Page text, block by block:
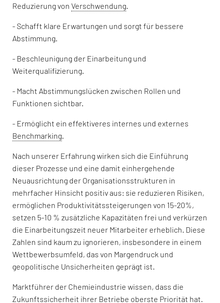
Reduzierung von Verschwendung.
- Schafft klare Erwartungen und sorgt für bessere
Abstimmung.
- Beschleunigung der Einarbeitung und
Weiterqualifizierung.
- Macht Abstimmungslücken zwischen Rollen und
Funktionen sichtbar.
- Ermöglicht ein effektiveres internes und externes
Benchmarking.
Nach unserer Erfahrung wirken sich die Einführung
dieser Prozesse und eine damit einhergehende
Neuausrichtung der Organisationsstrukturen in
mehrfacher Hinsicht positiv aus: sie reduzieren Risiken,
ermöglichen Produktivitätssteigerungen von 15-20%,
setzen 5-10 % zusätzliche Kapazitäten frei und verkürzen
die Einarbeitungszeit neuer Mitarbeiter erheblich. Diese
Zahlen sind kaum zu ignorieren, insbesondere in einem
Wettbewerbsumfeld, das von Margendruck und
geopolitische Unsicherheiten geprägt ist.
Marktführer der Chemieindustrie wissen, dass die
Zukunftssicherheit ihrer Betriebe oberste Priorität hat.